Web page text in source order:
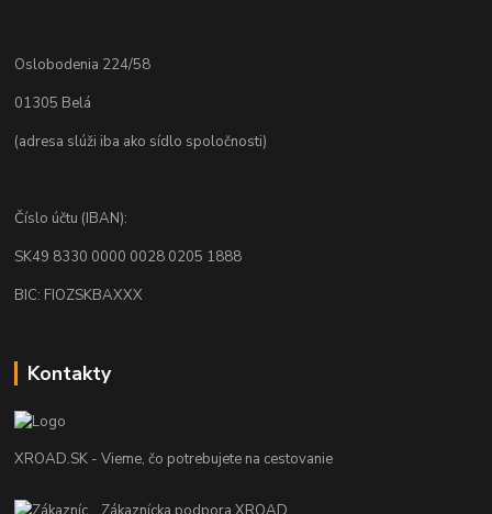
Oslobodenia 224/58
01305 Belá
(adresa slúži iba ako sídlo spoločnosti)
Číslo účtu (IBAN):
SK49 8330 0000 0028 0205 1888
BIC: FIOZSKBAXXX
Kontakty
XROAD.SK - Vieme, čo potrebujete na cestovanie